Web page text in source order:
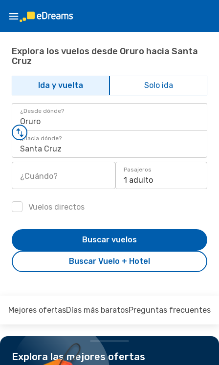
Explora los vuelos desde Oruro hacia Santa
Cruz
Ida y vuelta Solo ida
¿Desde dónde?
Oruro
¿Hacia dónde?
Santa Cruz
¿Cuándo?
Pasajeros
1 adulto
Vuelos directos
Buscar Vuelo + Hotel
Buscar vuelos
Mejores ofertasDías más baratosPreguntas frecuentes
Explora las mejores ofertas